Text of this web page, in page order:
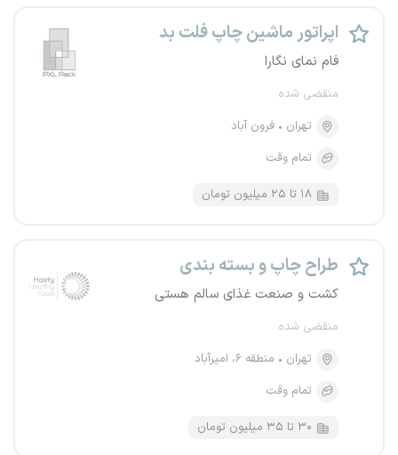
اپراتور ماشین چاپ فلت بد
فام نمای نگارا
منقضی شده
تهران
فرون آباد
تمام وقت
۱۸ تا ۲۵ میلیون تومان
طراح چاپ و بسته بندی
کشت و صنعت غذای سالم هستی
منقضی شده
تهران
منطقه ۶، امیرآباد
تمام وقت
۳۰ تا ۳۵ میلیون تومان